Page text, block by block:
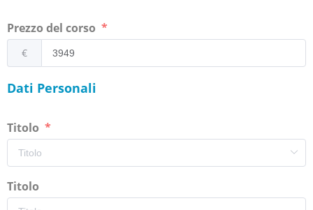
Prezzo del corso
€
Dati Personali
Titolo
Titolo